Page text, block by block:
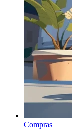
Compras